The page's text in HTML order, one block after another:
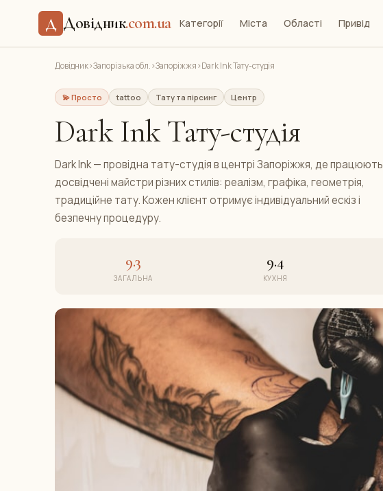
Д Довідник.com.ua Категорії Міста Області Привід
Довідник›Запорізька обл.›Запоріжжя›Dark Ink Тату-студія
💫 Просто tattoo Тату та пірсинг Центр
Dark Ink Тату-студія
Dark Ink — провідна тату-студія в центрі Запоріжжя, де працюють
досвідчені майстри різних стилів: реалізм, графіка, геометрія,
традиційне тату. Кожен клієнт отримує індивідуальний ескіз і
безпечну процедуру.
9.3
ЗАГАЛЬНА
9.4
КУХНЯ